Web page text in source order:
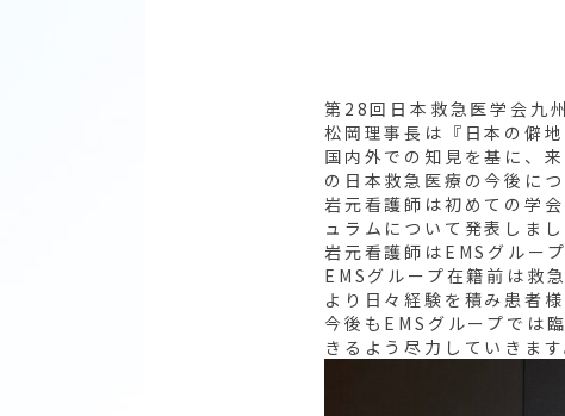
第28回日本救急医学会九
松岡理事長は『日本の僻
国内外での知見を基に、
の日本救急医療の今後に
岩元看護師は初めての学
ュラムについて発表しまし
岩元看護師はEMSグルー
EMSグループ在籍前は救
より日々経験を積み患者
今後もEMSグループでは
きるよう尽力していきます